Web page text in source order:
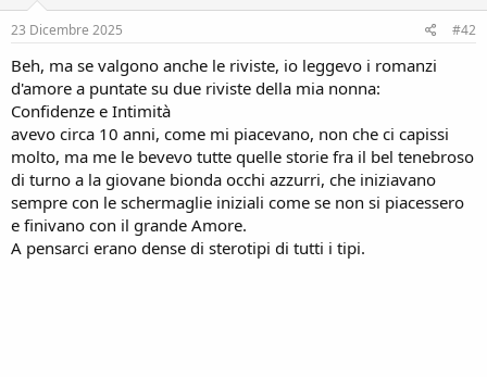
n
s
23 Dicembre 2025 #42
Beh, ma se valgono anche le riviste, io leggevo i romanzi
d'amore a puntate su due riviste della mia nonna:
Confidenze e Intimità
avevo circa 10 anni, come mi piacevano, non che ci capissi
molto, ma me le bevevo tutte quelle storie fra il bel tenebroso
di turno a la giovane bionda occhi azzurri, che iniziavano
sempre con le schermaglie iniziali come se non si piacessero
e finivano con il grande Amore.
A pensarci erano dense di sterotipi di tutti i tipi.